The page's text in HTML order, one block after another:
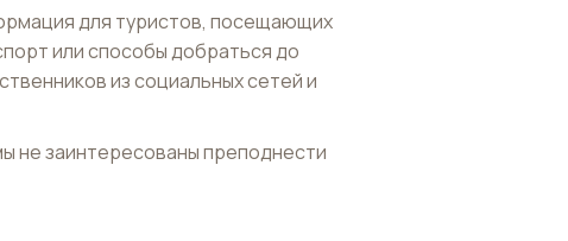
для туристов, посещающих
или способы добраться до
из социальных сетей и
не заинтересованы преподнести